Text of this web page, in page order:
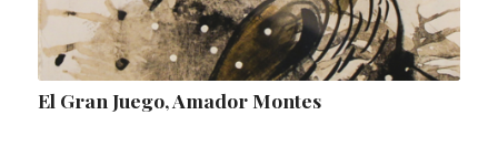
El Gran Juego, Amador Montes